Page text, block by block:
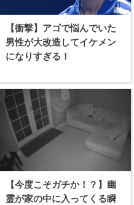
【衝撃】アゴで悩んでいた
男性が大改造してイケメン
になりすぎる！
【今度こそガチか！？】幽
霊が家の中に入ってくる瞬